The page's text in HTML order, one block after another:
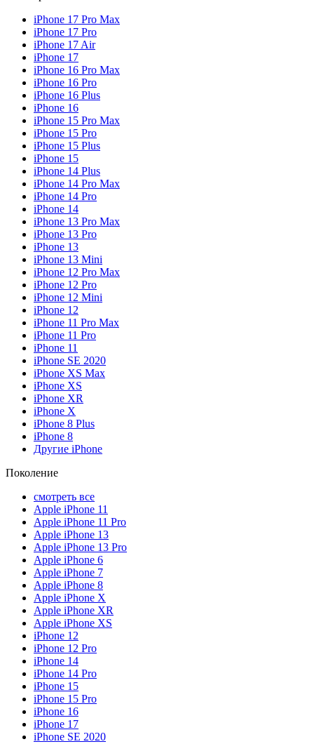
iPhone 17 Pro Max
iPhone 17 Pro
iPhone 17 Air
iPhone 17
iPhone 16 Pro Max
iPhone 16 Pro
iPhone 16 Plus
iPhone 16
iPhone 15 Pro Max
iPhone 15 Pro
iPhone 15 Plus
iPhone 15
iPhone 14 Plus
iPhone 14 Pro Max
iPhone 14 Pro
iPhone 14
iPhone 13 Pro Max
iPhone 13 Pro
iPhone 13
iPhone 13 Mini
iPhone 12 Pro Max
iPhone 12 Pro
iPhone 12 Mini
iPhone 12
iPhone 11 Pro Max
iPhone 11 Pro
iPhone 11
iPhone SE 2020
iPhone XS Max
iPhone XS
iPhone XR
iPhone X
iPhone 8 Plus
iPhone 8
Другие iPhone
Поколение
смотреть все
Apple iPhone 11
Apple iPhone 11 Pro
Apple iPhone 13
Apple iPhone 13 Pro
Apple iPhone 6
Apple iPhone 7
Apple iPhone 8
Apple iPhone X
Apple iPhone XR
Apple iPhone XS
iPhone 12
iPhone 12 Pro
iPhone 14
iPhone 14 Pro
iPhone 15
iPhone 15 Pro
iPhone 16
iPhone 17
iPhone SE 2020